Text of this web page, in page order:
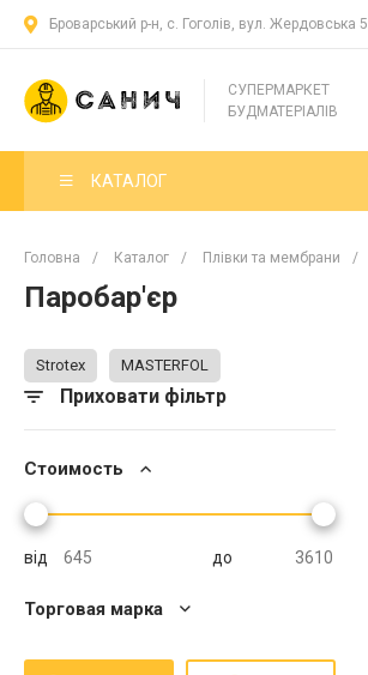
Броварський р-н, с. Гоголів, вул. Жердовська
СУПЕРМАРКЕТ
БУДМАТЕРІАЛІВ
КАТАЛОГ
Головна / Каталог / Плівки та мембрани /
Паробар'єр
Strotex MASTERFOL
Приховати фільтр
Стоимость
від до
Торговая марка